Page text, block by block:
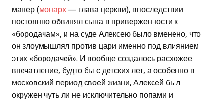
манер (монарх — глава церкви), впоследствии
постоянно обвинял сына в приверженности к
«бородачам», и на суде Алексею было вменено, что
он злоумышлял против цари именно под влиянием
этих «бородачей». И вообще создалось расхожее
впечатление, будто бы с детских лет, а особенно в
московский период своей жизни, Алексей был
окружен чуть ли не исключительно попами и